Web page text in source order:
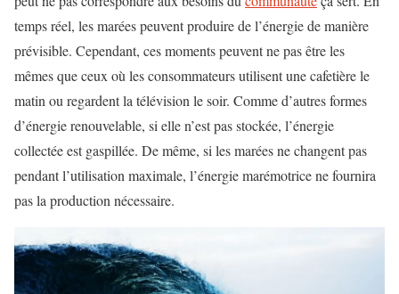
temps réel, les marées peuvent produire de l’énergie de manière
prévisible. Cependant, ces moments peuvent ne pas être les
mêmes que ceux où les consommateurs utilisent une cafetière le
matin ou regardent la télévision le soir. Comme d’autres formes
d’énergie renouvelable, si elle n’est pas stockée, l’énergie
collectée est gaspillée. De même, si les marées ne changent pas
pendant l’utilisation maximale, l’énergie marémotrice ne fournira
pas la production nécessaire.